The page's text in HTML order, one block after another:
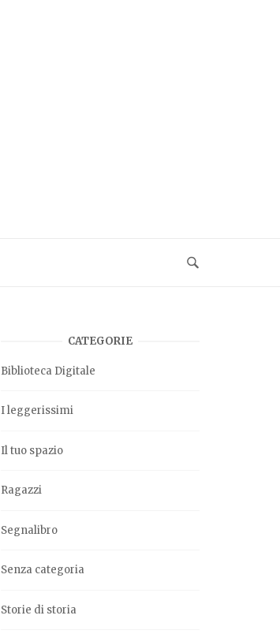
CATEGORIE
Biblioteca Digitale
I leggerissimi
Il tuo spazio
Ragazzi
Segnalibro
Senza categoria
Storie di storia